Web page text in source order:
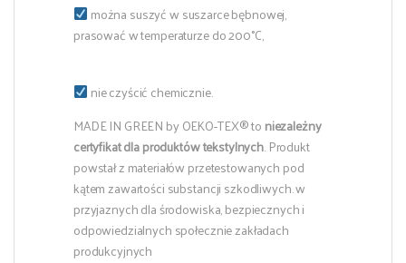
można suszyć w suszarce bębnowej,
prasować w temperaturze do 200°C,
nie czyścić chemicznie.
MADE IN GREEN by OEKO-TEX® to niezależny
certyfikat dla produktów tekstylnych. Produkt
powstał z materiałów przetestowanych pod
kątem zawartości substancji szkodliwych. w
przyjaznych dla środowiska, bezpiecznych i
odpowiedzialnych społecznie zakładach
produkcyjnych